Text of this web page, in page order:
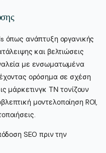
όπως ανάπτυξη οργανικής
και βελτιώσεις
με ενσωματωμένα
ορόσημα σε σχέση
μάρκετινγκ ΤΝ τονίζουν
μοντελοποίηση ROI,
SEO πριν την